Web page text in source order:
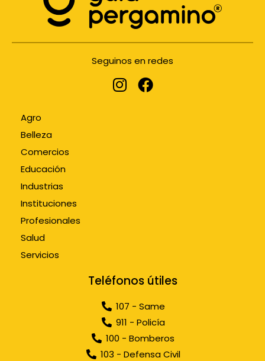
Seguinos en redes
Agro
Belleza
Comercios
Educación
Industrias
Instituciones
Profesionales
Salud
Servicios
Teléfonos útiles
107 - Same
911 - Policía
100 - Bomberos
103 - Defensa Civil